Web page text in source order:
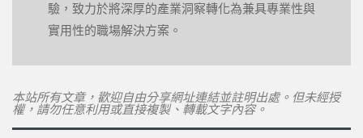
驗，致力於將深厚的產業洞察轉化為兼具專業性與
實用性的職場解決方案。
本站所有文章，歡迎自由分享網址連結並註明出處。但未經授
權，請勿任意利用或直接複製、轉載文字內容。